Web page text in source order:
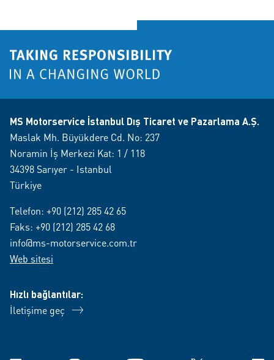
MS Motorservice İstanbul Dış Ticaret ve Pazarlama A.Ş.
Maslak Mh. Büyükdere Cd. No: 237
Noramin İş Merkezi Kat: 1 / 118
34398 Sarıyer - Istanbul
Türkiye
Telefon: +90 (212) 285 42 65
Faks: +90 (212) 285 42 68
info@ms-motorservice.com.tr
Web sitesi
Hızlı bağlantılar:
İletişime geç